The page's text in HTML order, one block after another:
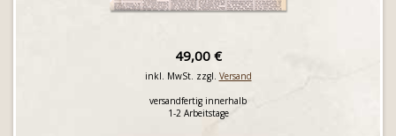
49,00 €
inkl. MwSt. zzgl. Versand
versandfertig innerhalb
1-2 Arbeitstage